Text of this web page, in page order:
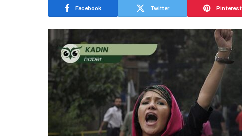
Facebook Twitter Pinterest